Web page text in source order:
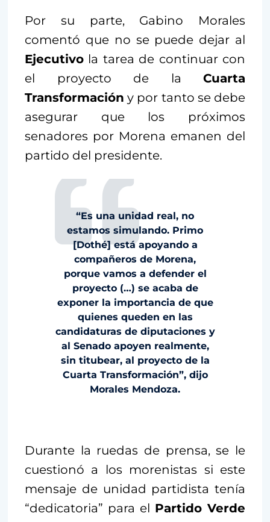
Por su parte, Gabino Morales
comentó que no se puede dejar al
Ejecutivo la tarea de continuar con
el proyecto de la Cuarta
Transformación y por tanto se debe
asegurar que los próximos
senadores por Morena emanen del
partido del presidente.
“Es una unidad real, no
estamos simulando. Primo
[Dothé] está apoyando a
compañeros de Morena,
porque vamos a defender el
proyecto (…) se acaba de
exponer la importancia de que
quienes queden en las
candidaturas de diputaciones y
al Senado apoyen realmente,
sin titubear, al proyecto de la
Cuarta Transformación”, dijo
Morales Mendoza.
Durante la ruedas de prensa, se le
cuestionó a los morenistas si este
mensaje de unidad partidista tenía
“dedicatoria” para el Partido Verde